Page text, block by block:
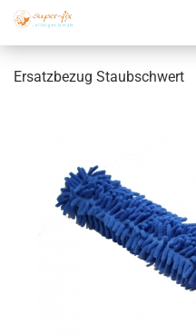
Ersatzbezug Staubschwert